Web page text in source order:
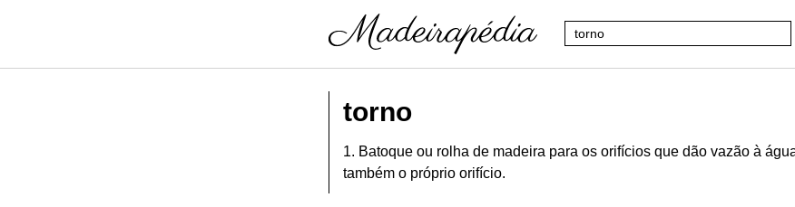
torno
1. Batoque ou rolha de madeira para os orifícios que dão vazão à
também o próprio orifício.